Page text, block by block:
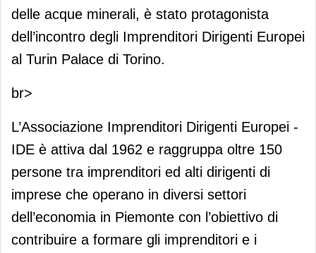
delle acque minerali, è stato protagonista
dell’incontro degli Imprenditori Dirigenti Europei
al Turin Palace di Torino.
br>
L’Associazione Imprenditori Dirigenti Europei -
IDE è attiva dal 1962 e raggruppa oltre 150
persone tra imprenditori ed alti dirigenti di
imprese che operano in diversi settori
dell’economia in Piemonte con l’obiettivo di
contribuire a formare gli imprenditori e i